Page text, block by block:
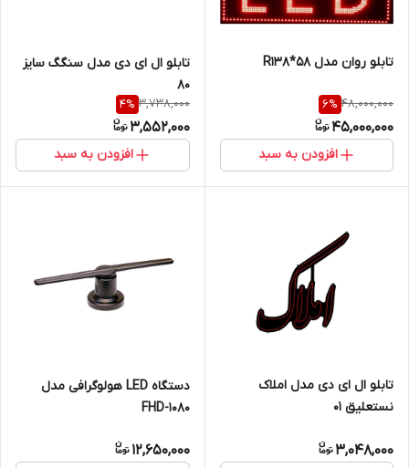
تابلو روان مدل R138*58
48,000,000
6%
45,000,000
افزودن به سبد
تابلو ال ای دی مدل سنگگ سایز
80
3,738,000
4%
3,552,000
افزودن به سبد
تابلو ال ای دی مدل املاک
نستعلیق 01
3,048,000
دستگاه LED هولوگرافی مدل
FHD-1080
12,650,000